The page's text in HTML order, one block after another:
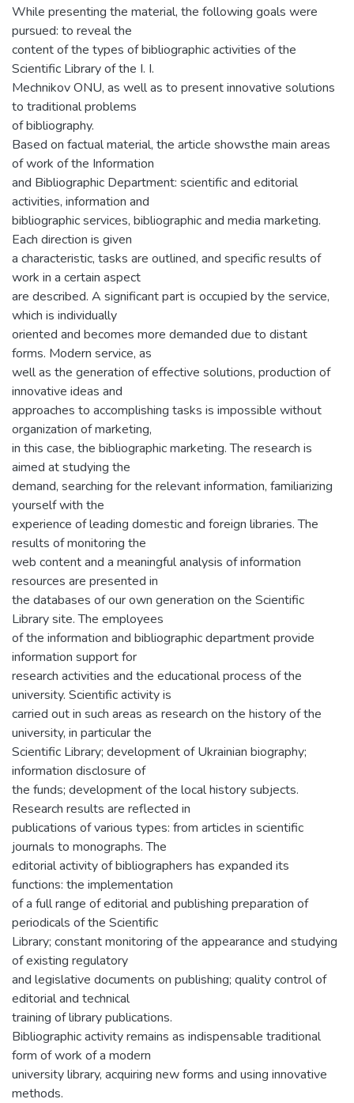
While presenting the material, the following goals were
pursued: to reveal the
content of the types of bibliographic activities of the
Scientific Library of the I. I.
Mechnikov ONU, as well as to present innovative solutions
to traditional problems
of bibliography.
Based on factual material, the article showsthe main areas
of work of the Information
and Bibliographic Department: scientific and editorial
activities, information and
bibliographic services, bibliographic and media marketing.
Each direction is given
a characteristic, tasks are outlined, and specific results of
work in a certain aspect
are described. A significant part is occupied by the service,
which is individually
oriented and becomes more demanded due to distant
forms. Modern service, as
well as the generation of effective solutions, production of
innovative ideas and
approaches to accomplishing tasks is impossible without
organization of marketing,
in this case, the bibliographic marketing. The research is
aimed at studying the
demand, searching for the relevant information, familiarizing
yourself with the
experience of leading domestic and foreign libraries. The
results of monitoring the
web content and a meaningful analysis of information
resources are presented in
the databases of our own generation on the Scientific
Library site. The employees
of the information and bibliographic department provide
information support for
research activities and the educational process of the
university. Scientific activity is
carried out in such areas as research on the history of the
university, in particular the
Scientific Library; development of Ukrainian biography;
information disclosure of
the funds; development of the local history subjects.
Research results are reflected in
publications of various types: from articles in scientific
journals to monographs. The
editorial activity of bibliographers has expanded its
functions: the implementation
of a full range of editorial and publishing preparation of
periodicals of the Scientific
Library; constant monitoring of the appearance and studying
of existing regulatory
and legislative documents on publishing; quality control of
editorial and technical
training of library publications.
Bibliographic activity remains as indispensable traditional
form of work of a modern
university library, acquiring new forms and using innovative
methods.